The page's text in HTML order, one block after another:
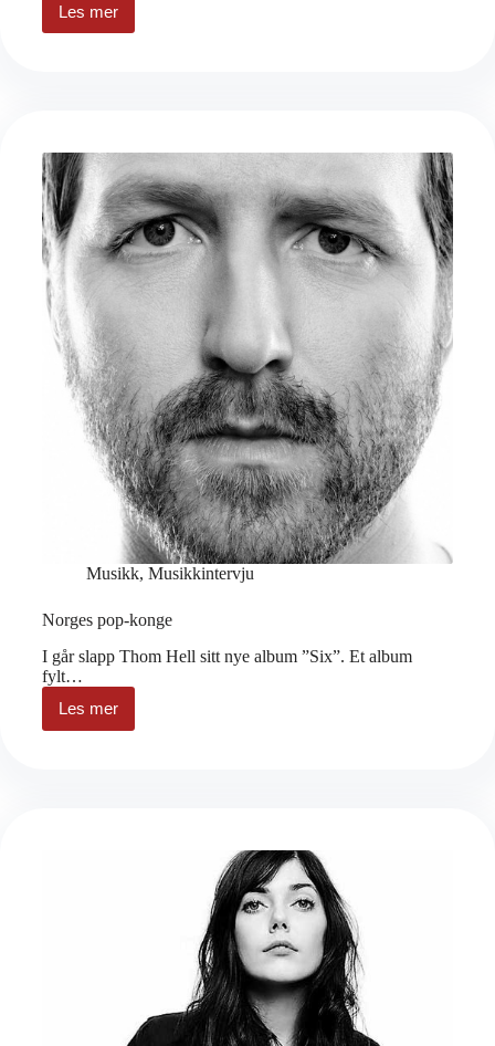
Les merStemningsfullt
og
Musikk, Musikkintervju
Norges pop-konge
I går slapp Thom Hell sitt nye album ”Six”. Et album
fylt…
Les mer
Norges
pop-